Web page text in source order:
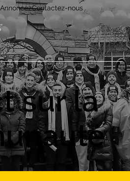
AnnoncezContactez-nous
sur la